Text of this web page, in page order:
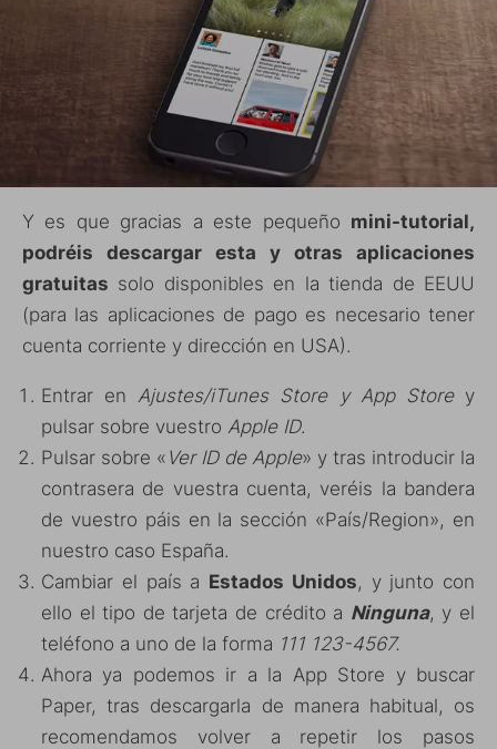
Y es que gracias a este pequeño mini-tutorial,
podréis descargar esta y otras aplicaciones
gratuitas solo disponibles en la tienda de EEUU
(para las aplicaciones de pago es necesario tener
cuenta corriente y dirección en USA).
Entrar en Ajustes/iTunes Store y App Storey
pulsar sobre vuestro Apple ID.
Pulsar sobre « Ver ID de Apple» y tras introducir la
contrasera de vuestra cuenta, veréis la bandera
de vuestro páis en la sección «País/Region», en
nuestro caso España.
Cambiar el país a Estados Unidos, y junto con
ello el tipo de tarjeta de crédito a Ninguna, y el
teléfono a uno de la forma 111 123-4567.
Ahora ya podemos ir a la App Store y buscar
Paper, tras descargarla de manera habitual, os
recomendamos volver a repetir los pasos